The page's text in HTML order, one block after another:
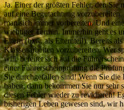
Ja. Einer der größten Fehler, den Sie
auf eine Begutachtung
man sich immer vorbereiten. Und
wichtiger Termin. Immerhin geht es
Eltern (bzw. als Elternteil). Bereits
Klassenarbeiten vorzubereiten. Wer
will, bereitet sich auf die
einer Führerscheinprüfung die
Sie durchgefallen sind! Wenn Sie die
haben, dann bekommen Sie nur sehr
diesen Fehler wieder zu revidieren!
bisherigen Leben gewesen sind, wir